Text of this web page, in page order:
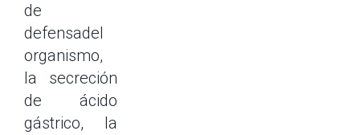
de
defensadel
organismo,
la secreción
de ácido
gástrico, la